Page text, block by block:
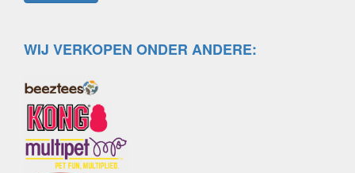
WIJ VERKOPEN ONDER ANDERE: